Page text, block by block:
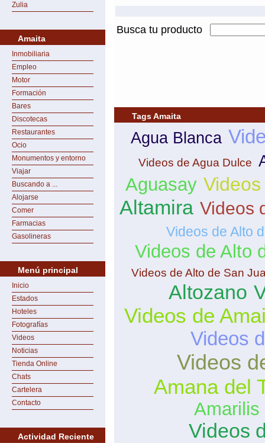
Zulia
Amaita
Inmobiliaria
Empleo
Motor
Formación
Bares
Discotecas
Restaurantes
Ocio
Monumentos y entorno
Viajar
Buscando a ...
Alojarse
Comer
Farmacias
Gasolineras
Menú principal
Inicio
Estados
Hoteles
Fotografías
Videos
Noticias
Tienda Online
Chats
Cartelera
Contacto
Actividad Reciente
Busca tu producto
Tags Amaita
Agua Blanca
Videos de Agua Dulce
Aguasay
Altamira Videos
Videos de Alto
Videos de Alto
Videos de Alto de San
Altozano
Videos de
Videos
Videos
Amana del
Amarilis
Videos